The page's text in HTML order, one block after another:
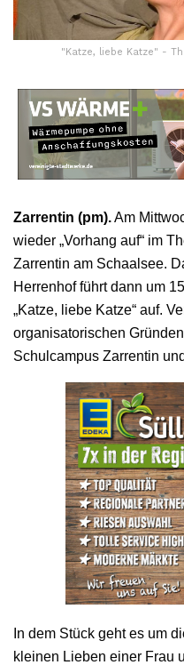
"Katze, liebe Katze" -
Zarrentin (pm).Am
wieder „Vorhang auf“ im
Zarrentin am Schaalsee.
Herrenhof führt dann um
„Katze, liebe Katze“ auf.
organisatorischen
Schulcampus Zarrentin
In dem Stück geht es um
kleinen Lieben einer Frau